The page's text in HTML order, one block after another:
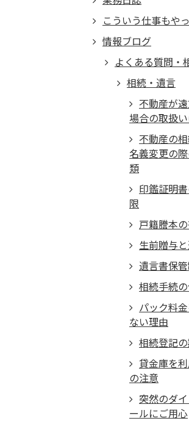
こういう仕事もや
情報ブログ
よくある質問・
相続・遺言
不動産が
場合の取扱
不動産の
名義変更の
類
印鑑証明
限
戸籍謄本
生前贈与
遺言書保
相続手続
パック料
ない理由
相続登記
貸金庫を
の注意
突然のダ
ールにご用心